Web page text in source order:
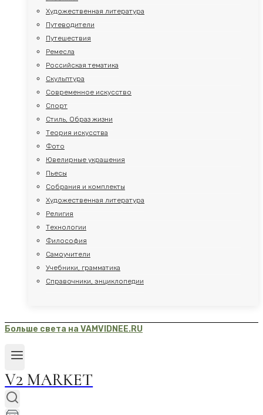
Художественная литература
Путеводители
Путешествия
Ремесла
Российская тематика
Скульптура
Современное искусство
Спорт
Стиль, Образ жизни
Теория искусства
Фото
Ювелирные украшения
Пьесы
Собрания и комплекты
Художественная литература
Религия
Технологии
Философия
Самоучители
Учебники, грамматика
Справочники, энциклопедии
Больше света на VAMVIDNEE.RU
V2 MARKET